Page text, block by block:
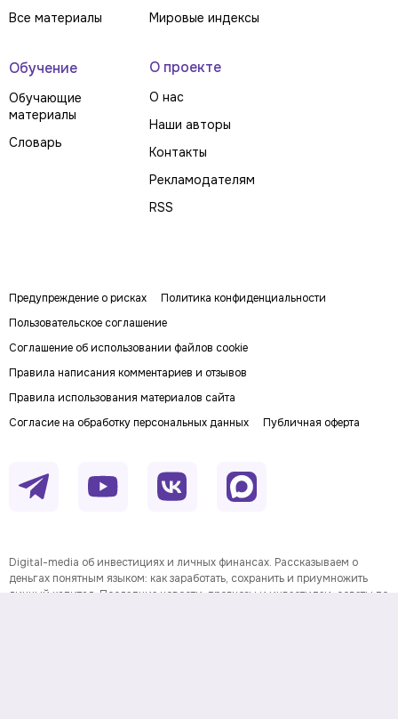
Все материалы
Мировые индексы
Обучение
Обучающие
материалы
Словарь
О проекте
О нас
Наши авторы
Контакты
Рекламодателям
RSS
Предупреждение о рисках
Политика конфиденциальности
Пользовательское соглашение
Соглашение об использовании файлов cookie
Правила написания комментариев и отзывов
Правила использования материалов сайта
Согласие на обработку персональных данных
Публичная оферта
Digital-media об инвестициях и личных финансах. Рассказываем о
деньгах понятным языком: как заработать, сохранить и приумножить
личный капитал. Последние новости, прогнозы и инвестидеи, советы по